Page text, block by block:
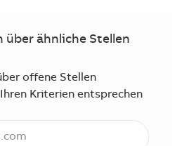
über ähnliche Stellen
offene Stellen
Kriterien entsprechen